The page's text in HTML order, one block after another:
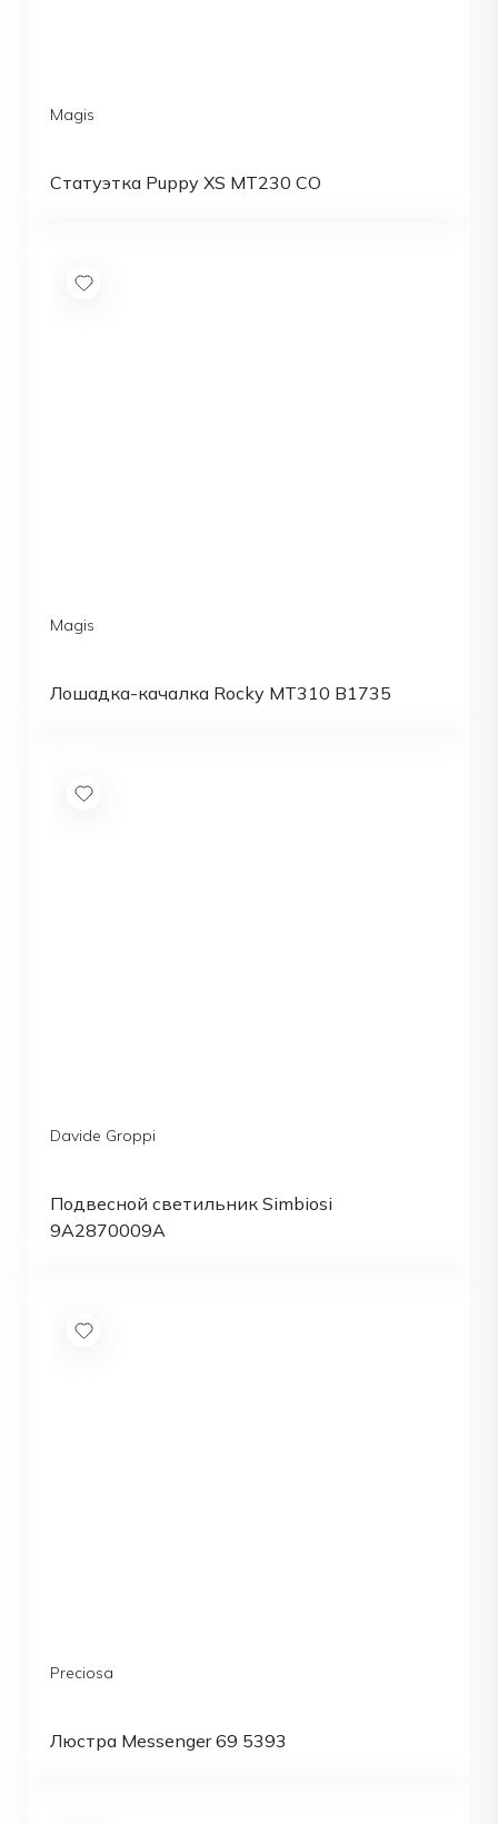
Magis
Статуэтка Puppy XS MT230 CO
Magis
Лошадка-качалка Rocky MT310 B1735
Davide Groppi
Подвесной светильник Simbiosi
9A2870009A
Preciosa
Люстра Messenger 69 5393